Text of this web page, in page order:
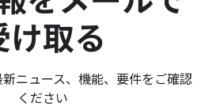
け取る
ニュース、機能、要件をご確認
ください